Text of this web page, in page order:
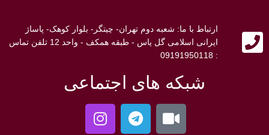
ارتباط با ما: شعبه دوم تهران- چیتگر- بلوار کوهک- پاساژ
ایرانی اسلامی گل یاس - طبقه همکف - واحد 12 تلفن تماس
: 09191950118
شبکه های اجتماعی